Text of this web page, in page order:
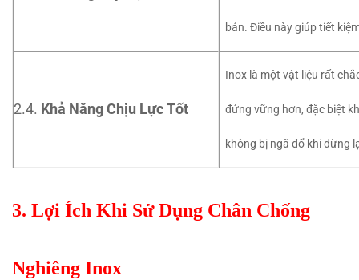
bản. Điều này giúp tiết
2.4. Khả Năng Chịu Lực Tốt
Inox là một vật liệu rất
đứng vững hơn, đặc biệt
không bị ngã đổ khi dừng
3. Lợi Ích Khi Sử Dụng Chân Chống
Nghiêng Inox